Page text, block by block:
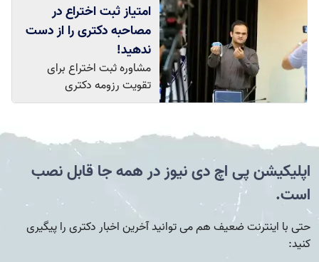
امتیاز ثبت اختراع در
مصاحبه دکتری را از دست
ندهید!
مشاوره ثبت اختراع برای
تقویت رزومه دکتری
اپلیکیشن پی اچ دی نیوز در همه جا قابل نصب
است.
حتی با اینترنت ضعیف هم می توانید آخرین اخبار دکتری را پیگیری
کنید: